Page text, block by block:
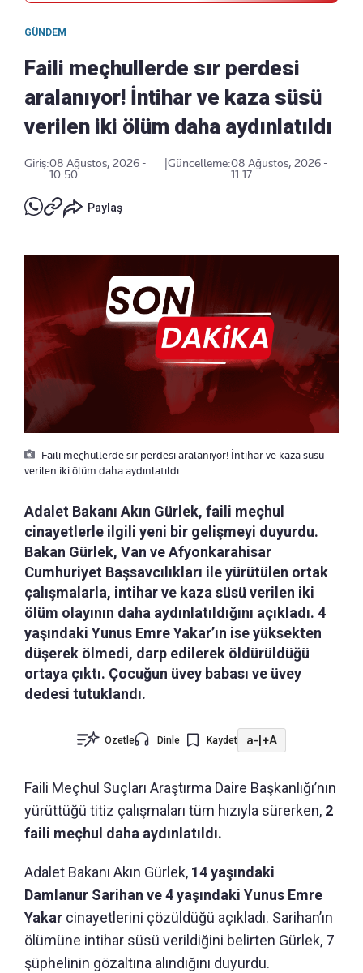
GÜNDEM
Faili meçhullerde sır perdesi
aralanıyor! İntihar ve kaza süsü
verilen iki ölüm daha aydınlatıldı
Giriş:08 Ağustos, 2026 -
10:50
Güncelleme:08 Ağustos, 2026 -
11:17
Paylaş
Faili meçhullerde sır perdesi aralanıyor! İntihar ve kaza süsü
verilen iki ölüm daha aydınlatıldı
Adalet Bakanı Akın Gürlek, faili meçhul
cinayetlerle ilgili yeni bir gelişmeyi duyurdu.
Bakan Gürlek, Van ve Afyonkarahisar
Cumhuriyet Başsavcılıkları ile yürütülen ortak
çalışmalarla, intihar ve kaza süsü verilen iki
ölüm olayının daha aydınlatıldığını açıkladı. 4
yaşındaki Yunus Emre Yakar’ın ise yüksekten
düşerek ölmedi, darp edilerek öldürüldüğü
ortaya çıktı. Çocuğun üvey babası ve üvey
dedesi tutuklandı.
Özetle Dinle Kaydet a-|+A
Faili Meçhul Suçları Araştırma Daire Başkanlığı’nın
yürüttüğü titiz çalışmaları tüm hızıyla sürerken, 2
faili meçhul daha aydınlatıldı.
Adalet Bakanı Akın Gürlek, 14 yaşındaki
Damlanur Sarihan ve 4 yaşındaki Yunus Emre
Yakar cinayetlerini çözüldüğü açıkladı. Sarihan’ın
ölümüne intihar süsü verildiğini belirten Gürlek, 7
şüphelinin gözaltına alındığını duyurdu.